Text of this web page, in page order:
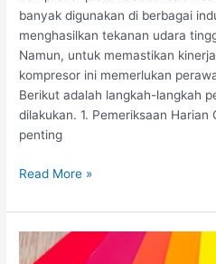
banyak digunakan di berbagai
menghasilkan tekanan udara
Namun, untuk memastikan
kompresor ini memerlukan
Berikut adalah langkah-langkah
dilakukan. 1. Pemeriksaan Harian
penting
Langkah-
Perawatan
Rutin
Kompresor
Read More »